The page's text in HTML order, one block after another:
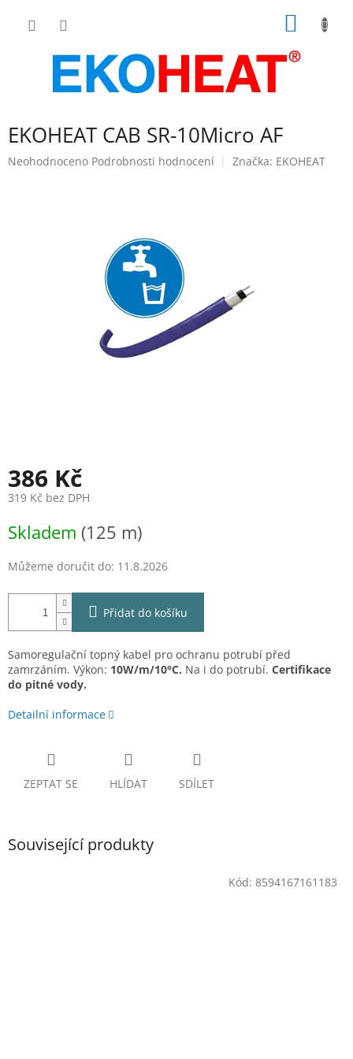
EKOHEAT CAB SR-10Micro AF
Průměrné
Neohodnoceno Podrobnosti hodnocení Značka: EKOHEAT
386 Kč
319 Kč bez DPH
cena:
Skladem (125 m)
Můžeme doručit do: 11.8.2026
Přidat do košíku
Samoregulační topný kabel pro ochranu potrubí před
zamrzáním. Výkon: 10W/m/10°C. Na i do potrubí. Certifikace
do pitné vody.
Detailní informace
ZEPTAT SE HLÍDAT SDÍLET
Související produkty
Kód: 8594167161183